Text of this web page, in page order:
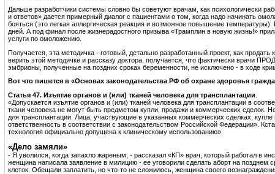
Дальше разработчики системы словно бы советуют врачам, как психологически
и ответов» дается примерный диалог с пациентами о том, когда надо начинать
бояться (это легкая аллергическая реакция и возможное повышение
дней. А под финал после жизнерадостного призыва «Трамплин в новую жизнь!»
услуги по омоложению.
Получается, эта методичка - готовый, детально разработанный проект, как
верить этой методичке и рассказу доктора, получается, что фактически врачи
эмбрионы, полученные на поздних сроках беременности, не исключено - в ходе
Вот что пишется в «Основах законодательства РФ об охране здоровья
Статья 47. Изъятие органов и (или) тканей человека для трансплантации
«Допускается изъятие органов и (или) тканей человека для трансплантации в
ткани человека не могут быть предметом купли, продажи и коммерческих сделок.
для трансплантации. Лица, участвующие в указанных коммерческих сделках,
ответственность в соответствии с законодательством Российской Федерации».
технология официально допущена к клиническому использованию».
«Дело замяли»
- Я уволился, когда запахло жареным, - рассказал «КП» врач, который работал в
женщина написала заявление в милицию - ее уговорили сделать аборт на позднем
клеток. Обещали заплатить, но что-то не сложилось, женщина своего